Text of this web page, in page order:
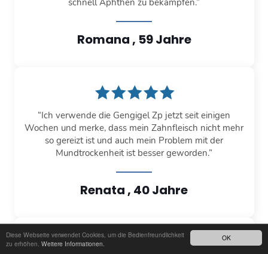
OK
Diese Webseite verwendet Cookies, um die Bedienfreundlichkeit
zu erhöhen. Weitere Informationen.
schnell Aphthen zu bekämpfen.”
Romana , 59 Jahre
“Ich verwende die Gengigel Zp jetzt seit einigen
Wochen und merke, dass mein Zahnfleisch nicht mehr
so gereizt ist und auch mein Problem mit der
Mundtrockenheit ist besser geworden.”
Renata , 40 Jahre